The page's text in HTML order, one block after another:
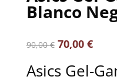
Blanco
90,00€ 70,00 €
Asics Gel-